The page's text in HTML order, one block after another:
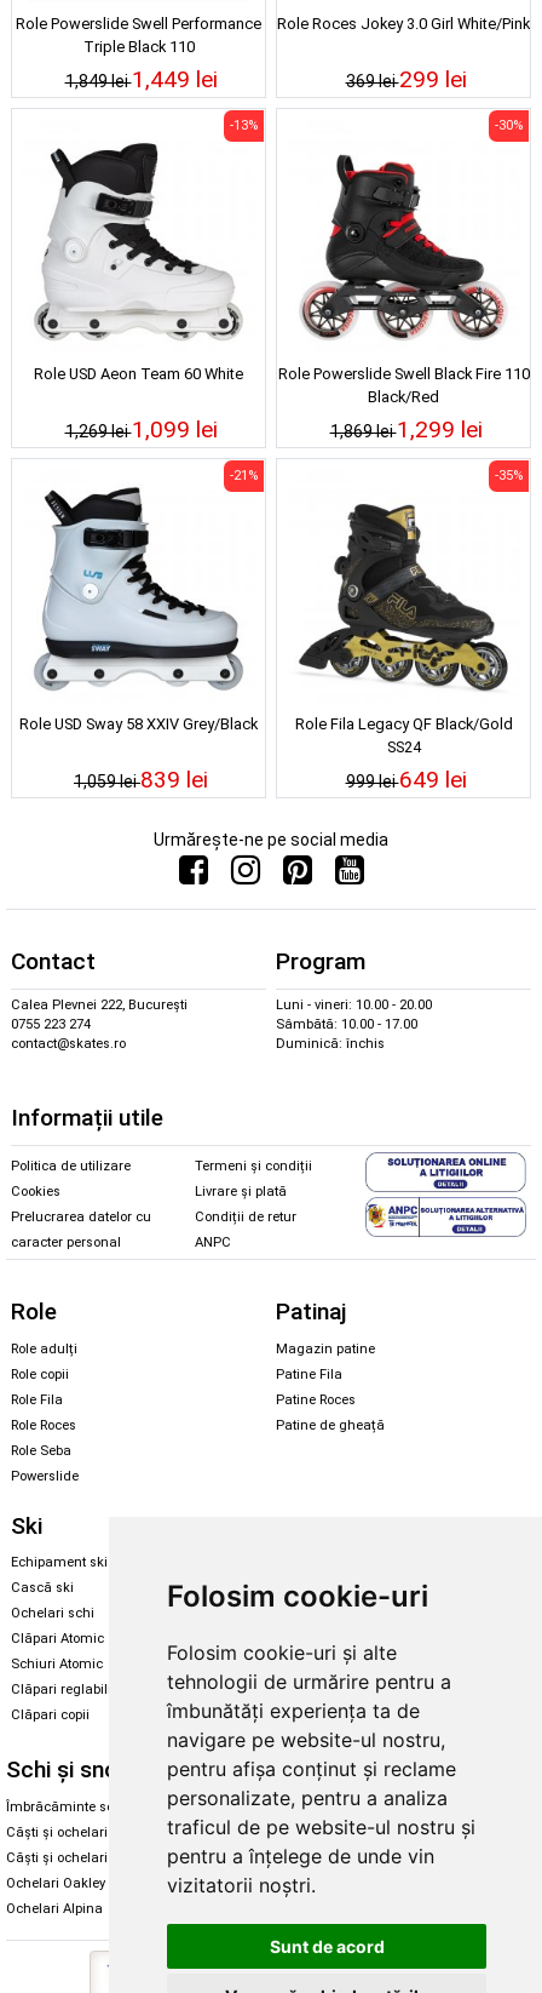
Folosim cookie-uri
Folosim cookie-uri și alte
tehnologii de urmărire pentru a
îmbunătăți experiența ta de
navigare pe website-ul nostru,
pentru afișa conținut și reclame
personalizate, pentru a analiza
traficul de pe website-ul nostru și
pentru a înțelege de unde vin
vizitatorii noștri.
Sunt de acord
Role Powerslide Swell Performance
Triple Black 110
1,849 lei1,449 lei
Role Roces Jokey 3.0 Girl White/Pink
369 lei299 lei
Role USD Aeon Team 60 White
1,269 lei
-13%
1,099 lei
Role Powerslide Swell Black Fire 110
Black/Red
1,869 lei
-30%
1,299 lei
Role USD Sway 58 XXIV Grey/Black
1,059 lei
-21%
839 lei
Role Fila Legacy QF Black/Gold
SS24
999 lei
-35%
649 lei
Urmărește-ne pe social media
Contact
Calea Plevnei 222, București
0755 223 274
contact@skates.ro
Program
Luni - vineri: 10.00 - 20.00
Sâmbătă: 10.00 - 17.00
Duminică: închis
Informații utile
Politica de utilizare
Cookies
Prelucrarea datelor cu
caracter personal
Termeni și condiții
Livrare și plată
Condiții de retur
ANPC
Role
Role adulți
Role copii
Role Fila
Role Roces
Role Seba
Powerslide
Patinaj
Magazin patine
Patine Fila
Patine Roces
Patine de gheață
Ski
Echipament ski
Cască ski
Ochelari schi
Clăpari Atomic
Schiuri Atomic
Clăpari reglabili
Clăpari copii
Echipament snowboard
Skate & longboard
Santa Cruz
Enuff Skateboards
Schi și snowboard
Îmbrăcăminte schi și snowboard
Căști și ochelari de iarnă
Căști și ochelari Alpina
Ochelari Oakley
Ochelari Alpina
Diverse
Cum aleg rolele
Cum aleg ochelarii
Ochelari de soare Oakley
Ochelari de soare Alpina